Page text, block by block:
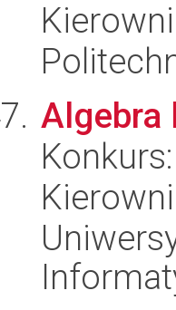
Algebra
Konkurs: